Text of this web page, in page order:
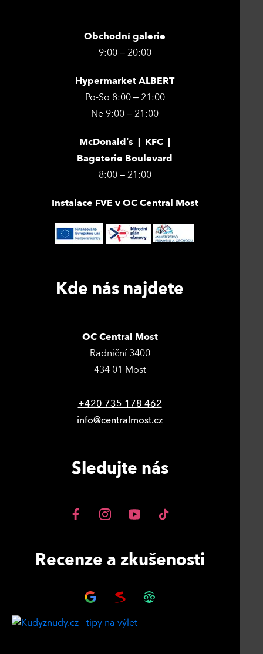
Obchodní galerie
9:00 – 20:00
Hypermarket ALBERT
Po-So 8:00 – 21:00
Ne 9:00 – 21:00
McDonald’s | KFC |
Bageterie Boulevard
8:00 – 21:00
Instalace FVE v OC Central Most
Kde nás najdete
OC Central Most
Radniční 3400
434 01 Most
+420 735 178 462
info@centralmost.cz
Sledujte nás
Recenze a zkušenosti